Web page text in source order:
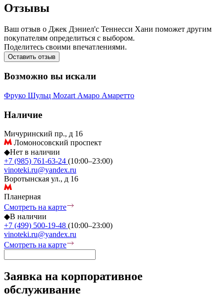
Отзывы
Ваш отзыв о Джек Дэниел'с Теннесси Хани поможет другим
покупателям определиться с выбором.
Поделитесь своими впечатлениями.
Оставить отзыв
Возможно вы искали
Фруко Шульц Mozart Амаро Амаретто
Наличие
Мичуринский пр., д 16
Ломоносовский проспект
◆Нет в наличии
+7 (985) 761-63-24 (10:00–23:00)
vinoteki.ru@yandex.ru
Воротынская ул., д 16
Планерная
Смотреть на карте
◆В наличии
+7 (499) 500-19-48 (10:00–23:00)
vinoteki.ru@yandex.ru
Смотреть на карте
Заявка на корпоративное
обслуживание